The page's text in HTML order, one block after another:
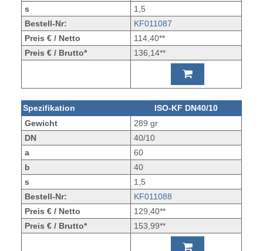
s
1,5
Bestell-Nr:
KF011087
Preis € / Netto
114,40**
Preis € / Brutto*
136,14**
Spezifikation
ISO-KF DN40/10
Gewicht
289 gr
DN
40/10
a
60
b
40
s
1,5
Bestell-Nr:
KF011088
Preis € / Netto
129,40**
Preis € / Brutto*
153,99**